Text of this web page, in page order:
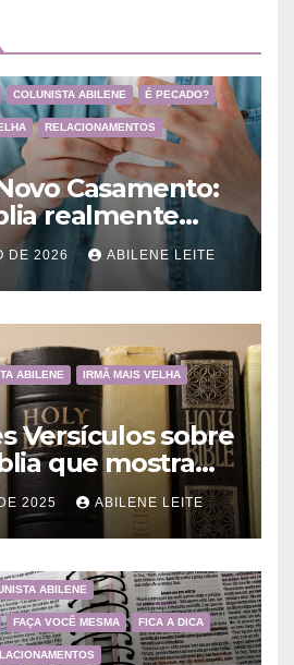
COLUNISTA ABILENE É PECADO?
RELACIONAMENTOS
Casamento:
realmente
DE 2026 ABILENE LEITE
ABILENE IRMÃ MAIS VELHA
Versículos sobre
que mostram
da Palavra de
2025 ABILENE LEITE
ABILENE
FAÇA VOCÊ MESMA FICA A DICA